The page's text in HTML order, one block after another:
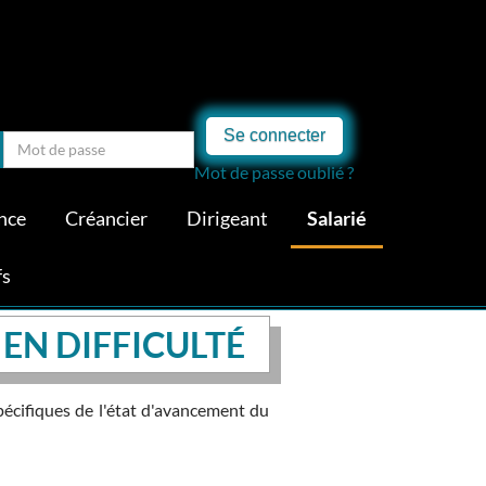
Se connecter
Mot de passe oublié ?
Créancier Dirigeant Salarié
DIFFICULTÉ
de l'état d'avancement du